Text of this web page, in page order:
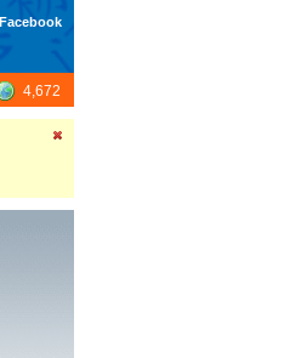
Facebook
4,672